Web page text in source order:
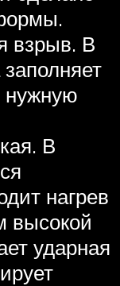
взрыв. В
заполняет
нужную
В
нагрев
высокой
ударная